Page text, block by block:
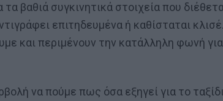
τα βαθιά συγκινητικά στοιχεία που
επιτηδευμένα ή καθίσταται
και περιμένουν την κατάλληλη φωνή
να πούμε πως όσα εξηγεί για το